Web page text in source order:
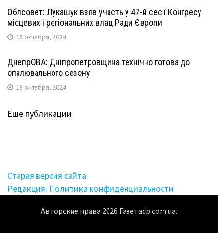
Облсовет: Лукашук взяв участь у 47-й сесії Конгресу
місцевих і регіональних влад Ради Європи
18 октября, 2024
ДнепрОВА: Дніпропетровщина технічно готова до
опалювального сезону
18 октября, 2024
Еще публикации
Старая версия сайта
Редакция. Политика конфиденциальности
Авторские права 2026 Газетаdp.com.ua.